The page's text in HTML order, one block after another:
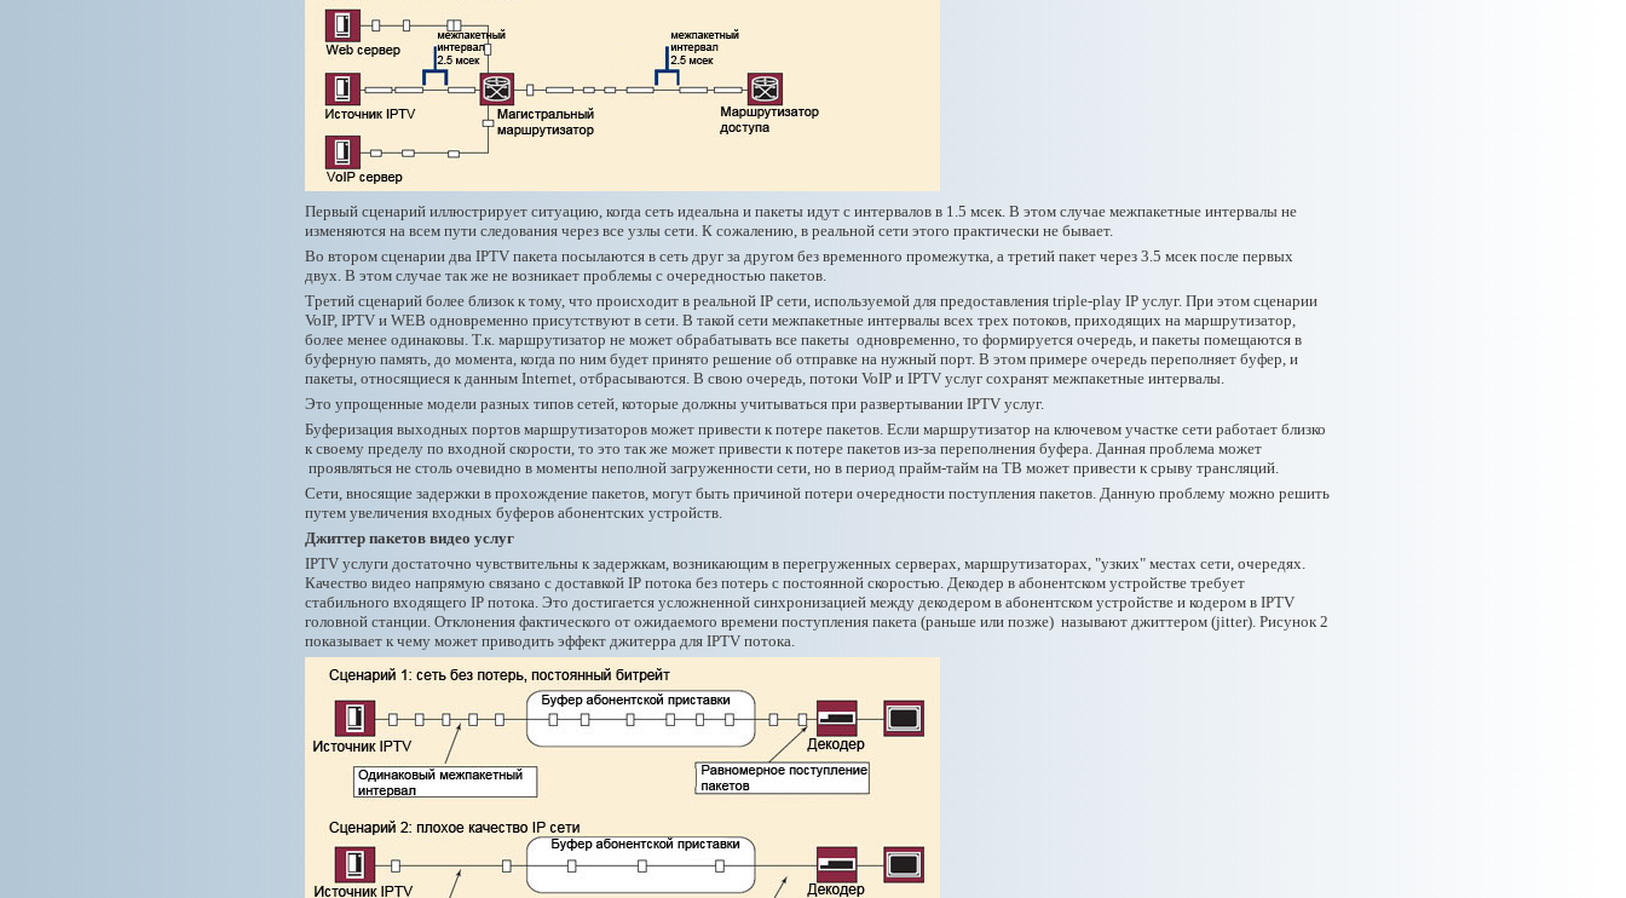
Первый сценарий иллюстрирует ситуацию, когда сеть идеальна и пакеты идут с интервалов в 1.5 мсек. В этом случае межпакетные интервалы не
изменяются на всем пути следования через все узлы сети. К сожалению, в реальной сети этого практически не бывает.
Во втором сценарии два IPTV пакета посылаются в сеть друг за другом без временного промежутка, а третий пакет через 3.5 мсек после первых
двух. В этом случае так же не возникает проблемы с очередностью пакетов.
Третий сценарий более близок к тому, что происходит в реальной IP сети, используемой для предоставления triple-play IP услуг. При этом сценарии
VoIP, IPTV и WEB одновременно присутствуют в сети. В такой сети межпакетные интервалы всех трех потоков, приходящих на маршрутизатор,
более менее одинаковы. Т.к. маршрутизатор не может обрабатывать все пакеты одновременно, то формируется очередь, и пакеты помещаются в
буферную память, до момента, когда по ним будет принято решение об отправке на нужный порт. В этом примере очередь переполняет буфер, и
пакеты, относящиеся к данным Internet, отбрасываются. В свою очередь, потоки VoIP и IPTV услуг сохранят межпакетные интервалы.
Это упрощенные модели разных типов сетей, которые должны учитываться при развертывании IPTV услуг.
Буферизация выходных портов маршрутизаторов может привести к потере пакетов. Если маршрутизатор на ключевом участке сети работает близко
к своему пределу по входной скорости, то это так же может привести к потере пакетов из-за переполнения буфера. Данная проблема может
проявляться не столь очевидно в моменты неполной загруженности сети, но в период прайм-тайм на ТВ может привести к срыву трансляций.
Сети, вносящие задержки в прохождение пакетов, могут быть причиной потери очередности поступления пакетов. Данную проблему можно решить
путем увеличения входных буферов абонентских устройств.
Джиттер пакетов видео услуг
IPTV услуги достаточно чувствительны к задержкам, возникающим в перегруженных серверах, маршрутизаторах, "узких" местах сети, очередях.
Качество видео напрямую связано с доставкой IP потока без потерь с постоянной скоростью. Декодер в абонентском устройстве требует
стабильного входящего IP потока. Это достигается усложненной синхронизацией между декодером в абонентском устройстве и кодером в IPTV
головной станции. Отклонения фактического от ожидаемого времени поступления пакета (раньше или позже) называют джиттером (jitter). Рисунок 2
показывает к чему может приводить эффект джитерра для IPTV потока.